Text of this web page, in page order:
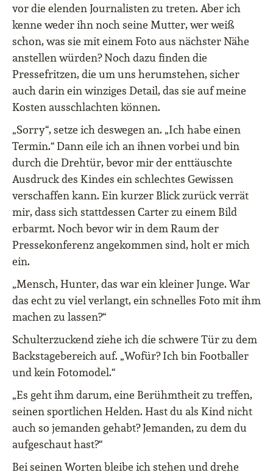
vor die elenden Journalisten zu treten. Aber ich
kenne weder ihn noch seine Mutter, wer weiß
schon, was sie mit einem Foto aus nächster Nähe
anstellen würden? Noch dazu finden die
Pressefritzen, die um uns herumstehen, sicher
auch darin ein winziges Detail, das sie auf meine
Kosten ausschlachten können.
„Sorry“, setze ich deswegen an. „Ich habe einen
Termin.“ Dann eile ich an ihnen vorbei und bin
durch die Drehtür, bevor mir der enttäuschte
Ausdruck des Kindes ein schlechtes Gewissen
verschaffen kann. Ein kurzer Blick zurück verrät
mir, dass sich stattdessen Carter zu einem Bild
erbarmt. Noch bevor wir in dem Raum der
Pressekonferenz angekommen sind, holt er mich
ein.
„Mensch, Hunter, das war ein kleiner Junge. War
das echt zu viel verlangt, ein schnelles Foto mit ihm
machen zu lassen?“
Schulterzuckend ziehe ich die schwere Tür zu dem
Backstagebereich auf. „Wofür? Ich bin Footballer
und kein Fotomodel.“
„Es geht ihm darum, eine Berühmtheit zu treffen,
seinen sportlichen Helden. Hast du als Kind nicht
auch so jemanden gehabt? Jemanden, zu dem du
aufgeschaut hast?“
Bei seinen Worten bleibe ich stehen und drehe